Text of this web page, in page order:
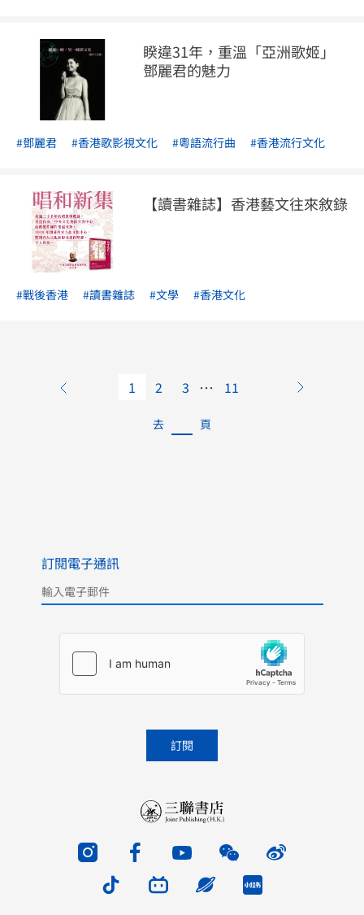
睽違31年，重溫「亞洲歌姬」
鄧麗君的魅力
#鄧麗君 #香港歌影視文化 #粵語流行曲 #香港流行文化
【讀書雜誌】香港藝文往來敘錄
#戰後香港 #讀書雜誌 #文學 #香港文化
1 2 3 … 11
去 頁
訂閱電子通訊